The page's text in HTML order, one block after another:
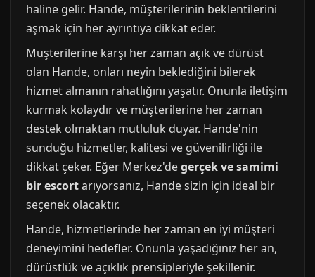
haline gelir. Hande, müşterilerinin beklentilerini
aşmak için her ayrıntıya dikkat eder.
Müşterilerine karşı her zaman açık ve dürüst
olan Hande, onları neyin beklediğini bilerek
hizmet almanın rahatlığını yaşatır. Onunla iletişim
kurmak kolaydır ve müşterilerine her zaman
destek olmaktan mutluluk duyar. Hande'nin
sunduğu hizmetler, kalitesi ve güvenilirliği ile
dikkat çeker. Eğer Merkez'degerçek ve samimi
bir escortarıyorsanız, Hande sizin için ideal bir
seçenek olacaktır.
Hande, hizmetlerinde her zaman en iyi müşteri
deneyimini hedefler. Onunla yaşadığınız her an,
dürüstlük ve açıklık prensipleriyle şekillenir.